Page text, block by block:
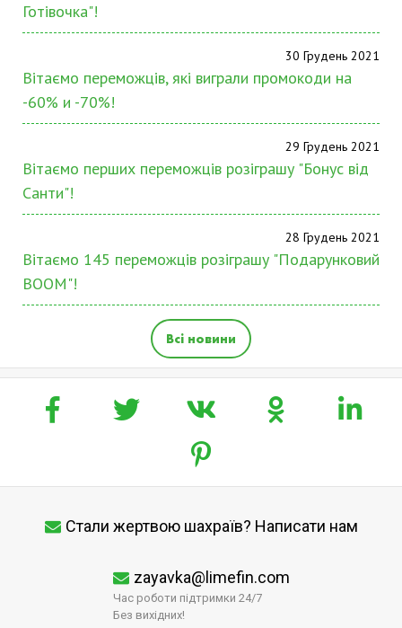
Готівочка"!
30 Грудень 2021
Вітаємо переможців, які виграли промокоди на
-60% и -70%!
29 Грудень 2021
Вітаємо перших переможців розіграшу "Бонус від
Санти"!
28 Грудень 2021
Вітаємо 145 переможців розіграшу "Подарунковий
BOOM"!
Всі новини
Стали жертвою шахраїв? Написати нам
zayavka@limefin.com
Час роботи підтримки 24/7
Без вихідних!